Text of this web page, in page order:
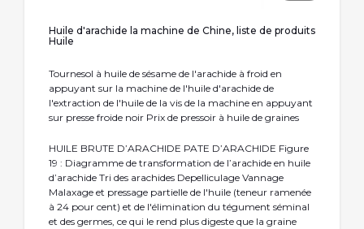
Huile d'arachide la machine de Chine, liste de produits
Huile
Tournesol à huile de sésame de l'arachide à froid en
appuyant sur la machine de l'huile d'arachide de
l'extraction de l'huile de la vis de la machine en appuyant
sur presse froide noir Prix de pressoir à huile de graines
HUILE BRUTE D’ARACHIDE PATE D’ARACHIDE Figure
19 : Diagramme de transformation de l’arachide en huile
d’arachide Tri des arachides Depelliculage Vannage
Malaxage et pressage partielle de l'huile (teneur ramenée
à 24 pour cent) et de l'élimination du tégument séminal
et des germes, ce qui le rend plus digeste que la graine